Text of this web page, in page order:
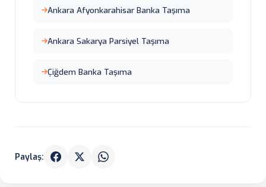
Ankara Afyonkarahisar Banka Taşıma
Ankara Sakarya Parsiyel Taşıma
Çiğdem Banka Taşıma
Paylaş: